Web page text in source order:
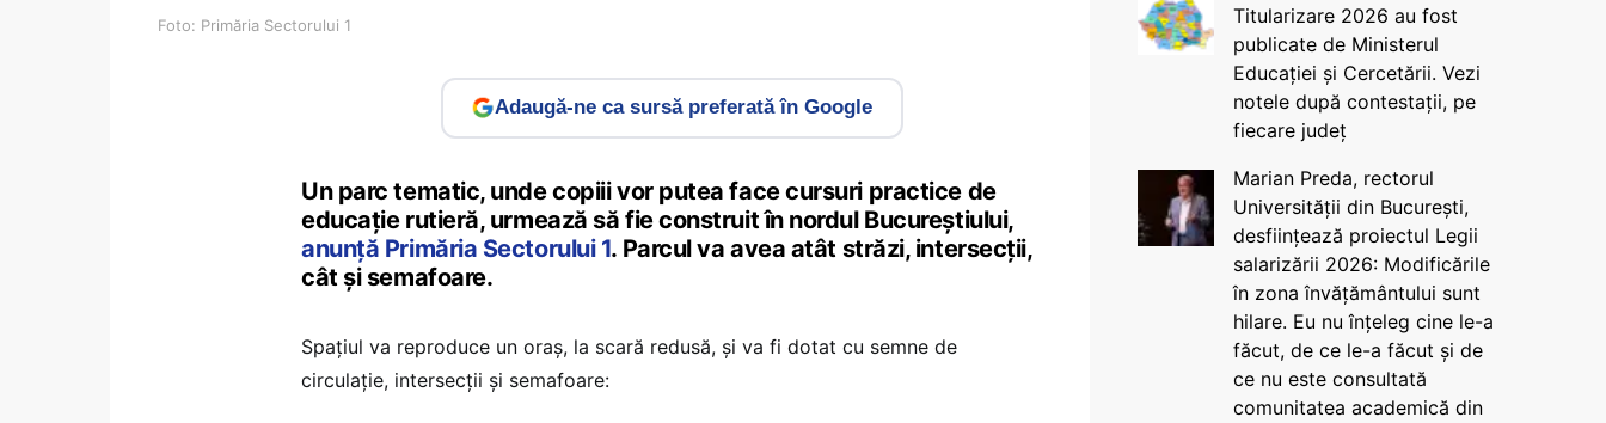
Foto: Primăria Sectorului 1
Adaugă-ne ca sursă preferată în Google
Un parc tematic, unde copiii vor putea face cursuri practice de
educație rutieră, urmează să fie construit în nordul Bucureștiului,
anunță Primăria Sectorului 1. Parcul va avea atât străzi, intersecții,
cât și semafoare.
Spațiul va reproduce un oraș, la scară redusă, și va fi dotat cu semne de
circulație, intersecții și semafoare:
Titularizare 2026 au fost
publicate de Ministerul
Educației și Cercetării. Vezi
notele după contestații, pe
fiecare județ
Marian Preda, rectorul
Universității din București,
desființează proiectul Legii
salarizării 2026: Modificările
în zona învățământului sunt
hilare. Eu nu înțeleg cine le-a
făcut, de ce le-a făcut și de
ce nu este consultată
comunitatea academică din